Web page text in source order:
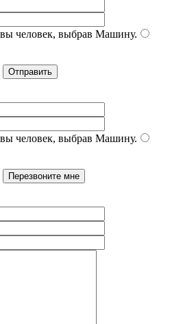
человек, выбрав Машину.
человек, выбрав Машину.